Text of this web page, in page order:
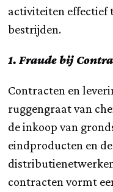
activiteiten effectief
bestrijden.
1. Fraude bij
Contracten en
ruggengraat van
de inkoop van
eindproducten en
contracten vormt